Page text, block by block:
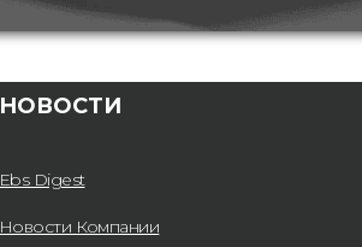
НОВОСТИ
Ebs Digest
Новости Компании